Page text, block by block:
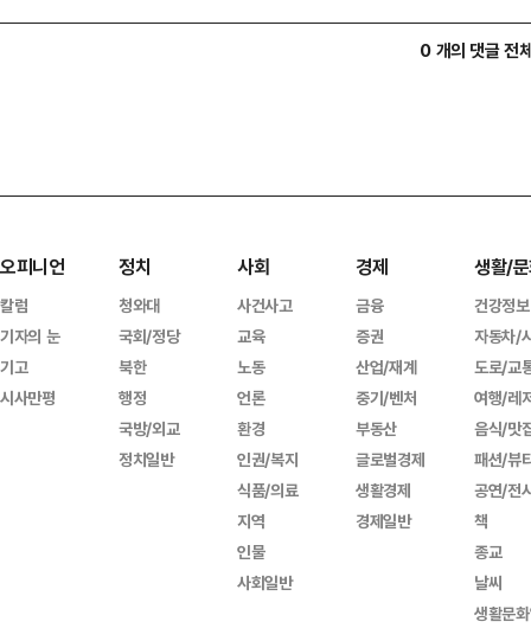
0 개의 댓글 전
오피니언
칼럼
기자의 눈
기고
시사만평
정치
청와대
국회/정당
북한
행정
국방/외교
정치일반
사회
사건사고
교육
노동
언론
환경
인권/복지
식품/의료
지역
인물
사회일반
경제
금융
증권
산업/재계
중기/벤처
부동산
글로벌경제
생활경제
경제일반
생활/
건강정보
자동차/
도로/교
여행/레
음식/맛
패션/뷰
공연/전
책
종교
날씨
생활문